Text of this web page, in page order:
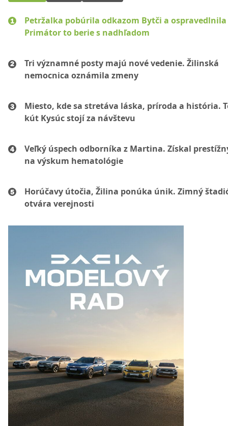
Petržalka pobúrila odkazom Bytči a ospravedlnila
Primátor to berie s nadhľadom
Tri významné posty majú nové vedenie. Žilinská
nemocnica oznámila zmeny
Miesto, kde sa stretáva láska, príroda a história.
kút Kysúc stojí za návštevu
Veľký úspech odborníka z Martina. Získal
na výskum hematológie
Horúčavy útočia, Žilina ponúka únik. Zimný
otvára verejnosti